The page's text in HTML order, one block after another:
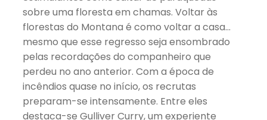
sobre uma floresta em chamas. Voltar às
florestas do Montana é como voltar a casa…
mesmo que esse regresso seja ensombrado
pelas recordações do companheiro que
perdeu no ano anterior. Com a época de
incêndios quase no início, os recrutas
preparam-se intensamente. Entre eles
destaca-se Gulliver Curry, um experiente